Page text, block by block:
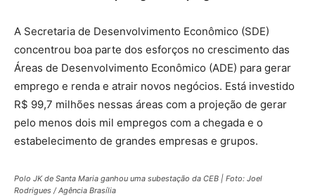
A Secretaria de Desenvolvimento Econômico (SDE)
concentrou boa parte dos esforços no crescimento das
Áreas de Desenvolvimento Econômico (ADE) para gerar
emprego e renda e atrair novos negócios. Está investido
R$ 99,7 milhões nessas áreas com a projeção de gerar
pelo menos dois mil empregos com a chegada e o
estabelecimento de grandes empresas e grupos.
Polo JK de Santa Maria ganhou uma subestação da CEB | Foto: Joel
Rodrigues / Agência Brasília